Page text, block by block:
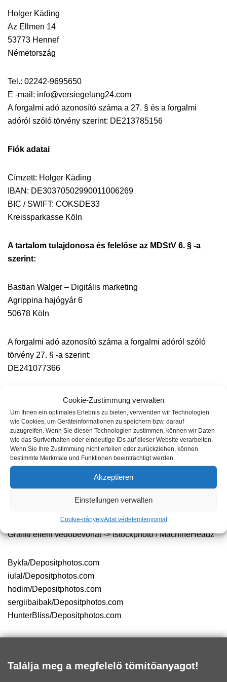
Cookie-Zustimmung verwalten
Um Ihnen ein optimales Erlebnis zu bieten, verwenden wir Technologien
wie Cookies, um Geräteinformationen zu speichern bzw. darauf
zuzugreifen. Wenn Sie diesen Technologien zustimmen, können wir Daten
wie das Surfverhalten oder eindeutige IDs auf dieser Website verarbeiten.
Wenn Sie Ihre Zustimmung nicht erteilen oder zurückziehen, können
bestimmte Merkmale und Funktionen beeinträchtigt werden.
Akzeptieren
Einstellungen verwalten
Cookie-irányelvAdat védelemlenyomat
Holger Käding
Az Ellmen 14
53773 Hennef
Németország
Tel.: 02242-9695650
E -mail: info@versiegelung24.com
A forgalmi adó azonosító száma a 27. § és a forgalmi
adóról szóló törvény szerint: DE213785156
Fiók adatai
Címzett: Holger Käding
IBAN: DE30370502990011006269
BIC / SWIFT: COKSDE33
Kreissparkasse Köln
A tartalom tulajdonosa és felelőse az MDStV 6. § -a
szerint:
Bastian Walger – Digitális marketing
Agrippina hajógyár 6
50678 Köln
A forgalmi adó azonosító száma a forgalmi adóról szóló
törvény 27. § -a szerint:
DE241077366
Az Európai Bizottság online vitarendezési platformja:
www.ec.europa.eu/consumers/odr
Nem vagyunk kötelesek és nem is vagyunk hajlandók részt
venni a vitarendezési eljárásban a fogyasztói
választottbíróság előtt.
Graffiti eltávolító -> istockphoto / schfer
Graffiti elleni védőbevonat -> istockphoto / MachineHeadz
Bykfa/Depositphotos.com
iulal/Depositphotos.com
hodim/Depositphotos.com
sergiibaibak/Depositphotos.com
HunterBliss/Depositphotos.com
Találja meg a megfelelő tömítőanyagot!